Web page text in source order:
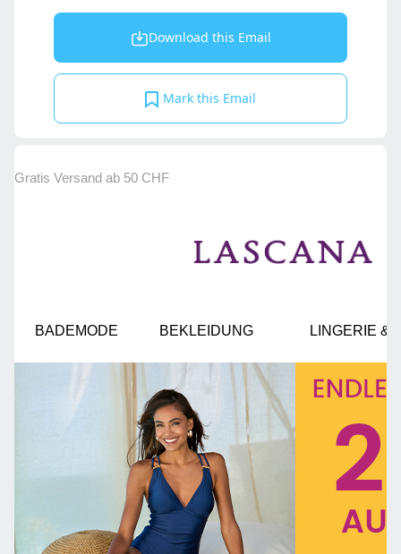
Download this Email
Mark this Email